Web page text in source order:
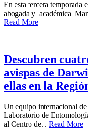
En esta tercera temporada
abogada y académica
Read More
Descubren
avispas de
ellas en la
Un equipo internacional
Laboratorio de
al Centro de... Read More